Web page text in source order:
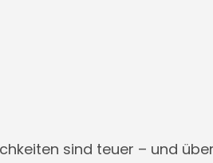
sind teuer – und